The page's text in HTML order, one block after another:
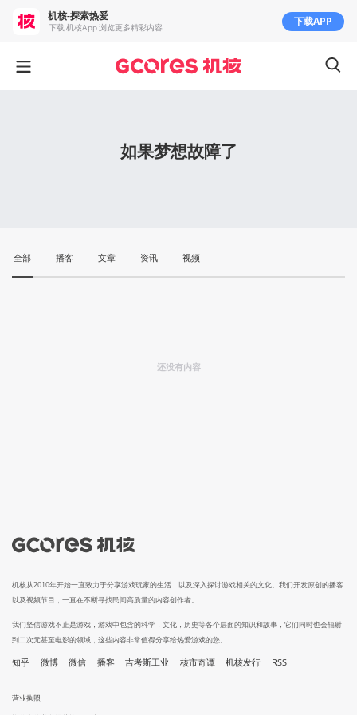
如果梦想故障了
全部 播客 文章 资讯 视频
还没有内容
机核从2010年开始一直致力于分享游戏玩家的生活，以及深入探讨游戏相关的文化。我们开发原创的播客
以及视频节目，一直在不断寻找民间高质量的内容创作者。
我们坚信游戏不止是游戏，游戏中包含的科学，文化，历史等各个层面的知识和故事，它们同时也会辐射
到二次元甚至电影的领域，这些内容非常值得分享给热爱游戏的您。
知乎 微博 微信 播客 吉考斯工业 核市奇谭 机核发行 RSS
营业执照
机核-探索热爱
下载 机核App 浏览更多精彩内容 下载APP